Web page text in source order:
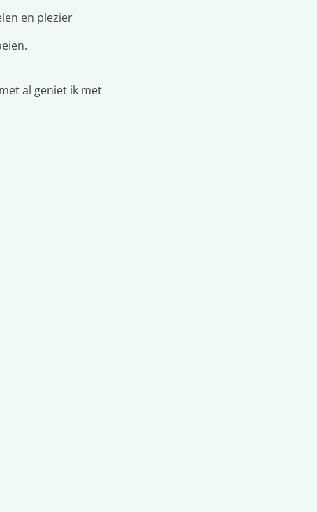
en plezier
al geniet ik met